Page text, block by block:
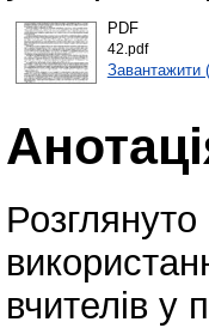
PDF
42.pdf
Завантажити
вчителів у